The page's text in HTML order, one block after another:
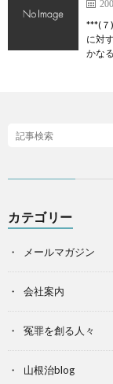
***(７
に対
かな
カテゴリー
メールマガジン
会社案内
冤罪を創る人々
山根治blog